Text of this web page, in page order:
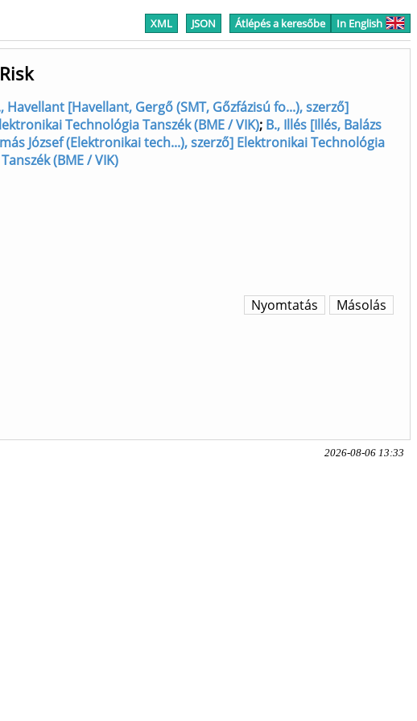
XML JSON Átlépés a keresőbe In English
Havellant [Havellant, Gergő (SMT, Gőzfázisú fo...), szerző]
Technológia Tanszék (BME / VIK); B., Illés [Illés, Balázs
József (Elektronikai tech...), szerző] Elektronikai Technológia
(BME / VIK)
Másolás
Nyomtatás
2026-08-06 13:33